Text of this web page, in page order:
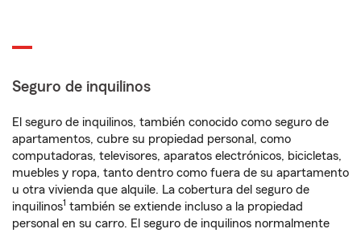
Seguro de inquilinos
El seguro de inquilinos, también conocido como seguro de
apartamentos, cubre su propiedad personal, como
computadoras, televisores, aparatos electrónicos, bicicletas,
muebles y ropa, tanto dentro como fuera de su apartamento
u otra vivienda que alquile. La cobertura del seguro de
inquilinos1 también se extiende incluso a la propiedad
personal en su carro. El seguro de inquilinos normalmente